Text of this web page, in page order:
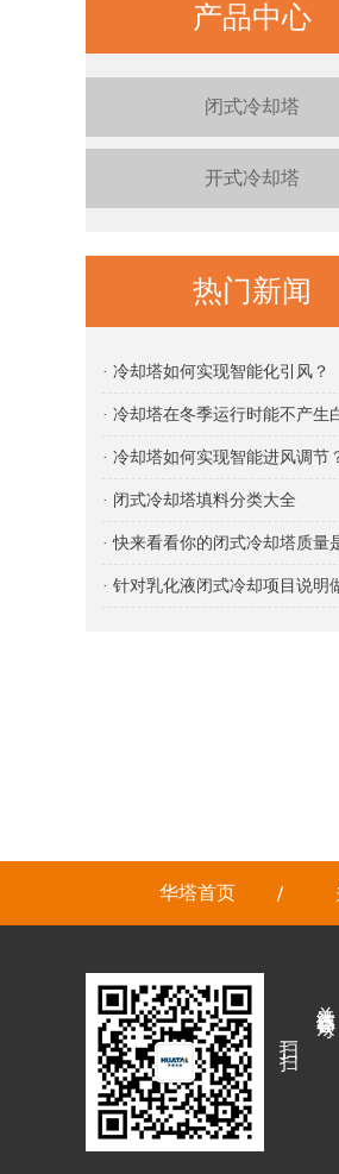
产品中心
闭式冷却塔
开式冷却塔
热门新闻
· 冷却塔如何实现智能化引风？
· 冷却塔在冬季运行时能不产生
· 冷却塔如何实现智能进风调节
· 闭式冷却塔填料分类大全
华塔首页